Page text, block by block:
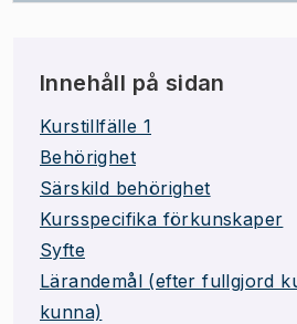
Innehåll på sidan
Kurstillfälle 1
Behörighet
Särskild behörighet
Kursspecifika förkunskaper
Syfte
Lärandemål (efter fullgjord
kunna)